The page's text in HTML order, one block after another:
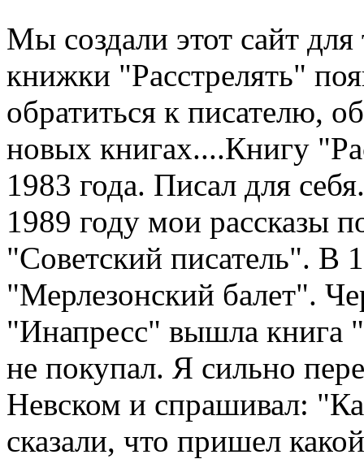
Мы создали этот сайт
книжки "Расстрелять"
обратиться к писателю,
новых книгах....Книгу
1983 года. Писал для
1989 году мои рассказы
"Советский писатель". В
"Мерлезонский балет".
"Инапресс" вышла книга
не покупал. Я сильно
Невском и спрашивал:
сказали, что пришел